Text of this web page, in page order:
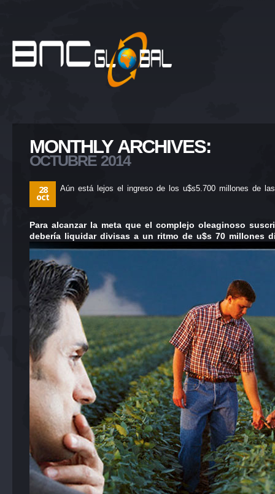
MONTHLY ARCHIVES:
OCTUBRE 2014
28
oct
Aún está lejos el ingreso de los u$s5.700 millones de
Para alcanzar la meta que el complejo oleaginoso
debería liquidar divisas a un ritmo de u$s 70 millones